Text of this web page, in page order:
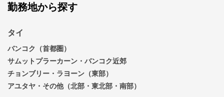
勤務地から探す
タイ
バンコク（首都圏）
サムットプラーカーン・バンコク近郊
チョンブリー・ラヨーン（東部）
アユタヤ・その他（北部・東北部・南部）